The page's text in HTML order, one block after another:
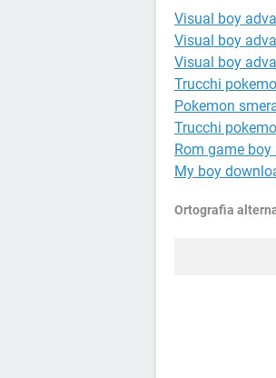
Visual boy
Visual boy
Visual boy
Trucchi
Pokemon
Trucchi
Rom game
My boy
Ortografia